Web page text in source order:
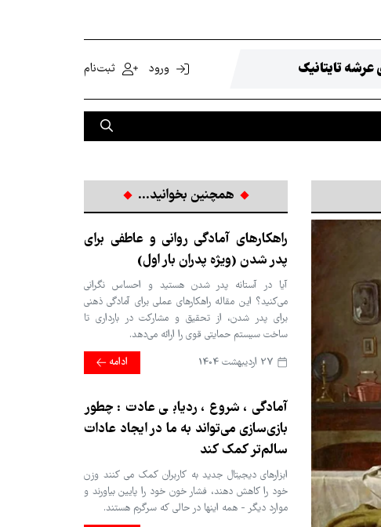
تایتانیک ورود ثبت‌نام
همچنین بخوانید...
راهکارهای آمادگی روانی و عاطفی برای
پدر شدن (ویژه پدران بار اول)
آیا در آستانه پدر شدن هستید و احساس نگرانی
می‌کنید؟ این مقاله راهکارهای عملی برای آمادگی ذهنی
برای پدر شدن، از تحقیق و مشارکت در بارداری تا
ساخت سیستم حمایتی قوی را ارائه می‌دهد.
ادامه
آمادگی، شروع، ردیابی عادت: چطور
بازی‌سازی می‌تواند به ما در ایجاد عادات
سالم‌تر کمک کند
ابزارهای دیجیتال جدید به کاربران کمک می کنند وزن
خود را کاهش دهند، فشار خون خود را پایین بیاورند و
موارد دیگر - همه اینها در حالی که سرگرم هستند.